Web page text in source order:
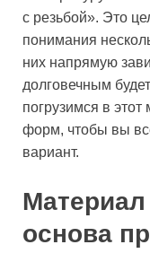
с резьбой». Это
понимания
них напрямую
долговечным
погрузимся в
форм, чтобы вы
вариант.
Материал
основа